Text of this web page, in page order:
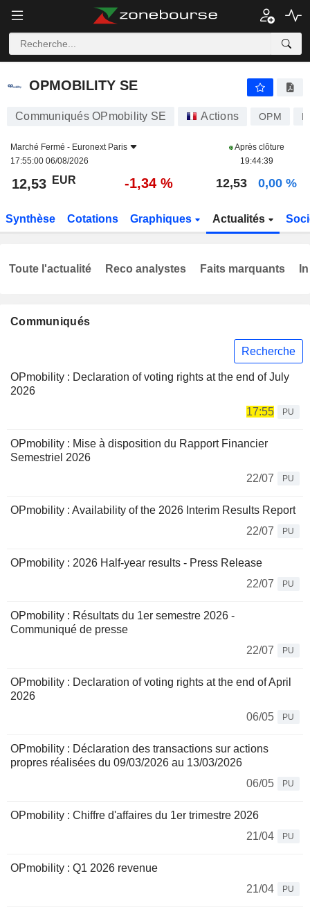
OPMOBILITY SE
OPMOBILITY SE
Communiqués OPmobility SE Actions OPM
Marché Fermé - Euronext Paris
17:55:00 06/08/2026
Après clôture
19:44:39
12,53 EUR -1,34 % 12,53 0,00 %
Synthèse Cotations Graphiques Actualités
Communiqués
Recherche
OPmobility : Declaration of voting rights at the end of July
2026
17:55
PU
OPmobility : Mise à disposition du Rapport Financier
Semestriel 2026
22/07
PU
OPmobility : Availability of the 2026 Interim Results Report
22/07
PU
OPmobility : 2026 Half-year results - Press Release
22/07
PU
OPmobility : Résultats du 1er semestre 2026 -
Communiqué de presse
22/07
PU
OPmobility : Declaration of voting rights at the end of April
2026
06/05
PU
OPmobility : Déclaration des transactions sur actions
propres réalisées du 09/03/2026 au 13/03/2026
06/05
PU
OPmobility : Chiffre d'affaires du 1er trimestre 2026
21/04
PU
OPmobility : Q1 2026 revenue
21/04
PU
Toute l'actualité Reco analystes Faits marquants